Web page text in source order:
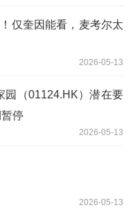
仅奎因能看，麦考尔太
2026-05-13
园（01124.HK）潜在要
停
2026-05-13
2026-05-13